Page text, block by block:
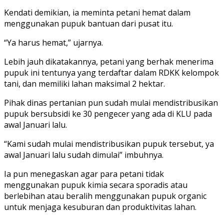
Kendati demikian, ia meminta petani hemat dalam
menggunakan pupuk bantuan dari pusat itu.
“Ya harus hemat,” ujarnya.
Lebih jauh dikatakannya, petani yang berhak menerima
pupuk ini tentunya yang terdaftar dalam RDKK kelompok
tani, dan memiliki lahan maksimal 2 hektar.
Pihak dinas pertanian pun sudah mulai mendistribusikan
pupuk bersubsidi ke 30 pengecer yang ada di KLU pada
awal Januari lalu.
“Kami sudah mulai mendistribusikan pupuk tersebut, ya
awal Januari lalu sudah dimulai” imbuhnya.
Ia pun menegaskan agar para petani tidak
menggunakan pupuk kimia secara sporadis atau
berlebihan atau beralih menggunakan pupuk organic
untuk menjaga kesuburan dan produktivitas lahan.